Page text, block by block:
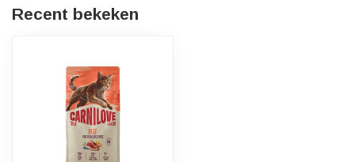
Recent bekeken